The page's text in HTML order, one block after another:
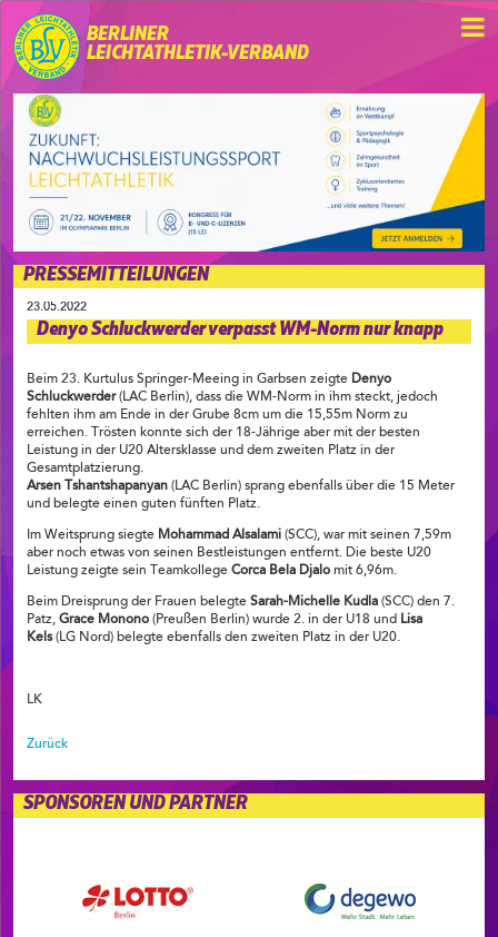
BERLINER
LEICHTATHLETIK-VERBAND
PRESSEMITTEILUNGEN
23.05.2022
Denyo Schluckwerder verpasst WM-Norm nur knapp
Beim 23. Kurtulus Springer-Meeing in Garbsen zeigte Denyo
Schluckwerder(LAC Berlin), dass die WM-Norm in ihm steckt, jedoch
fehlten ihm am Ende in der Grube 8cm um die 15,55m Norm zu
erreichen. Trösten konnte sich der 18-Jährige aber mit der besten
Leistung in der U20 Altersklasse und dem zweiten Platz in der
Gesamtplatzierung.
Arsen Tshantshapanyan (LAC Berlin) sprang ebenfalls über die 15 Meter
und belegte einen guten fünften Platz.
Im Weitsprung siegte Mohammad Alsalami (SCC), war mit seinen 7,59m
aber noch etwas von seinen Bestleistungen entfernt. Die beste U20
Leistung zeigte sein Teamkollege Corca Bela Djalo mit 6,96m.
Beim Dreisprung der Frauen belegte Sarah-Michelle Kudla (SCC) den 7.
Patz, Grace Monono (Preußen Berlin) wurde 2. in der U18 und Lisa
Kels(LG Nord) belegte ebenfalls den zweiten Platz in der U20.
LK
Zurück
SPONSOREN UND PARTNER